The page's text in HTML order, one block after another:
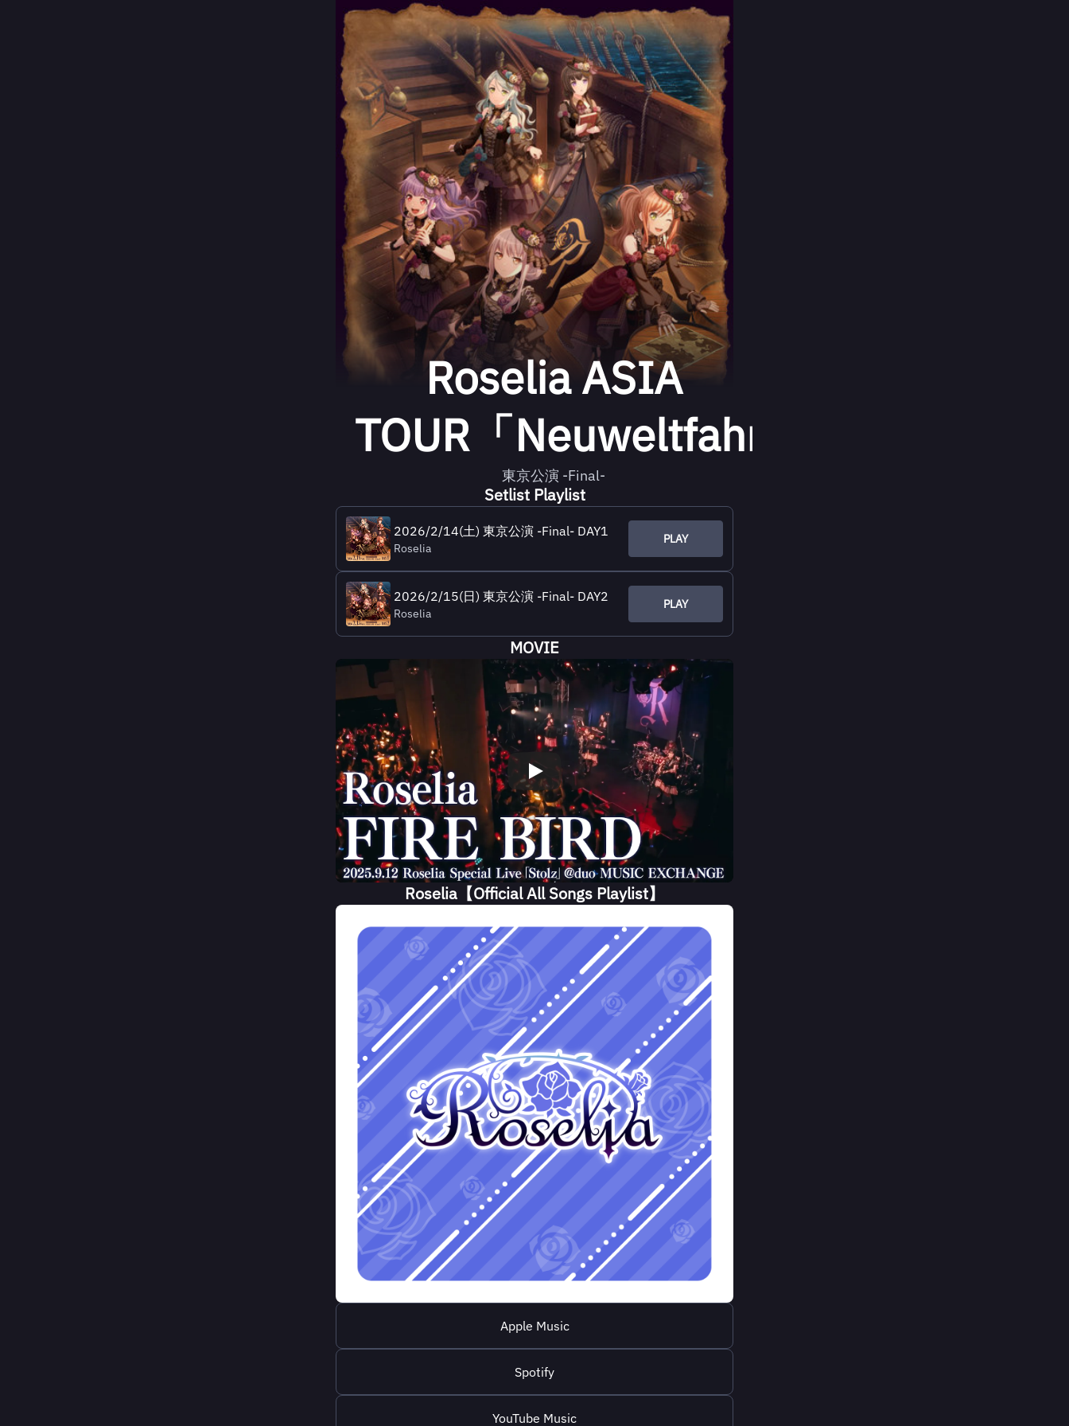
Roselia ASIA
TOUR「Neuweltfahrt」
東京公演 -Final-
Setlist Playlist
2026/2/14(土) 東京公演 -Final- DAY1
Roselia
PLAY
2026/2/15(日) 東京公演 -Final- DAY2
Roselia
PLAY
MOVIE
Roselia【Official All Songs Playlist】
Apple Music
Spotify
YouTube Music